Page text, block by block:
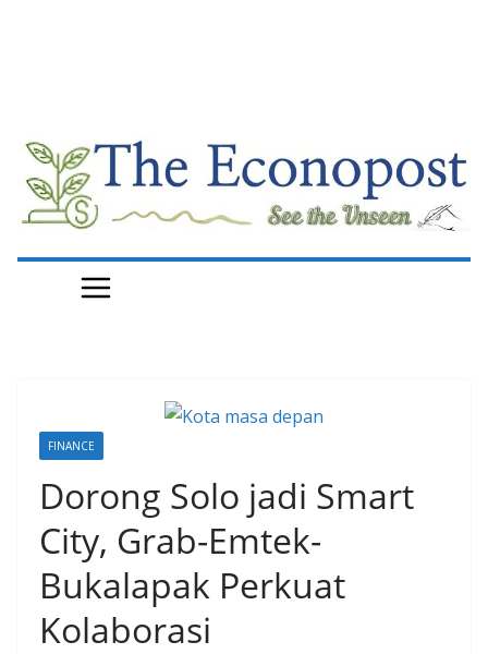
FINANCE
Dorong Solo jadi Smart
City, Grab-Emtek-
Bukalapak Perkuat
Kolaborasi